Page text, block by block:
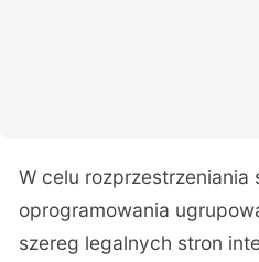
W celu rozprzestrzeniania
oprogramowania
szereg legalnych stron